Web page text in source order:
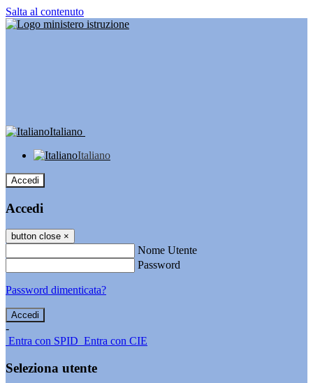
Salta al contenuto
Italiano
Italiano
Accedi
Accedi
button close ×
Nome Utente
Password
Password dimenticata?
-
Entra con SPID Entra con CIE
Seleziona utente